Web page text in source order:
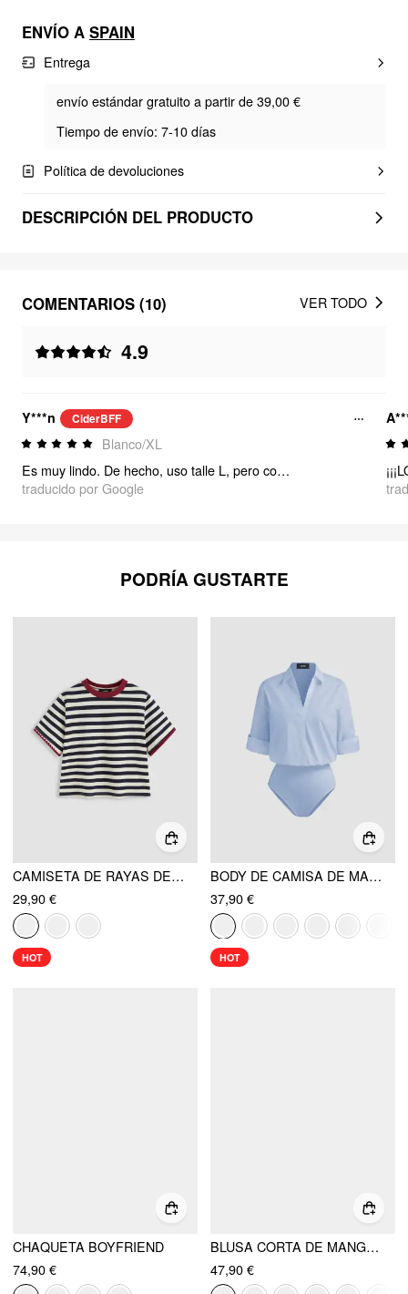
ENVÍO A SPAIN
Entrega
envío estándar gratuito a partir de 39,00 €
Tiempo de envío: 7-10 días
Política de devoluciones
DESCRIPCIÓN DEL PRODUCTO
COMENTARIOS (10)
4.9
VER TODO
Y***n CiderBFF
Blanco/XL
Es muy lindo. De hecho, uso talle L, pero compré uno más grande por si acaso y me quedó muy bien, así que lo conservaré. Pero puedes conseguir tu propio talle, no es pequeño.
traducido por Google
PODRÍA GUSTARTE
CAMISETA DE RAYAS DE MEZCLA DE ALGODÓN OVERSIZED
29,90 €
HOT
BODY DE CAMISA DE MANGA ENROLLABLE CON CUELLO DE 100% ALGODÓN
37,90 €
HOT
CHAQUETA BOYFRIEND
74,90 €
BLUSA CORTA DE MANGA CORTA CON CUELLO CUADRADO, SÓLIDO, CON VOLANTE Y NUDO
47,90 €